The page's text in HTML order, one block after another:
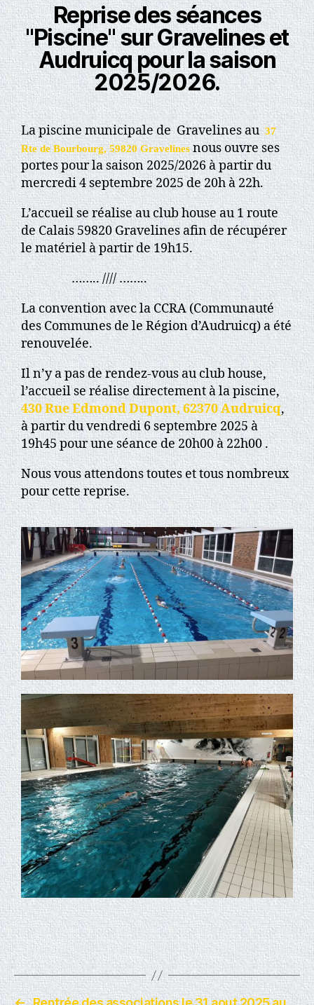
Reprise des séances
"Piscine" sur Gravelines et
Audruicq pour la saison
2025/2026.
La piscine municipale de Gravelines au37
Rte de Bourbourg, 59820 Gravelinesnous ouvre ses
portes pour la saison 2025/2026 à partir du
mercredi 4 septembre 2025 de 20h à 22h.
L’accueil se réalise au club house au 1 route
de Calais 59820 Gravelines afin de récupérer
le matériel à partir de 19h15.
…….. //// ……..
La convention avec la CCRA (Communauté
des Communes de le Région d’Audruicq) a été
renouvelée.
Il n’y a pas de rendez-vous au club house,
l’accueil se réalise directement à la piscine,
430 Rue Edmond Dupont, 62370 Audruicq,
à partir du vendredi 6 septembre 2025 à
19h45 pour une séance de 20h00 à 22h00 .
Nous vous attendons toutes et tous nombreux
pour cette reprise.